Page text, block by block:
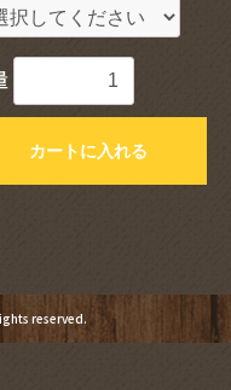
カートに入れる
reserved.